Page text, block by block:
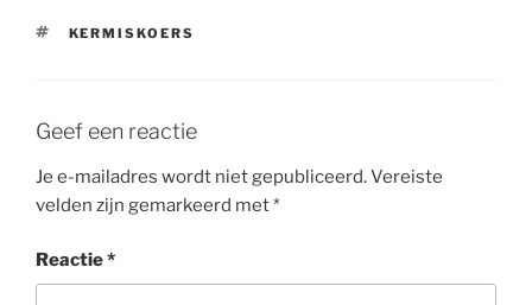
TAGS
KERMISKOERS
Geef een reactie
Je e-mailadres wordt niet gepubliceerd.Vereiste
velden zijn gemarkeerd met*
Reactie*